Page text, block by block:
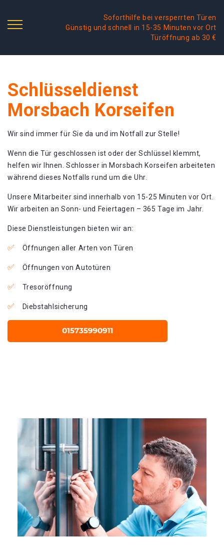
Soforthilfe bei versperrten Türen
Günstig und schnell in 15-35 Minuten vor Ort
Türöffnung ab 30 €
Schlüsseldienst
Morsbach Korseifen
Wir sind immer für Sie da und im Notfall zur Stelle!
Wenn die Tür geschlossen ist oder der Schlüssel klemmt,
helfen wir Ihnen. Schlosser in Morsbach Korseifen arbeiteten
während dieses Notfalls rund um die Uhr.
Unsere Mitarbeiter sind innerhalb von 15-25 Minuten vor Ort.
Wir arbeiten an Sonn- und Feiertagen – 365 Tage im Jahr.
Diese Dienstleistungen bieten wir an:
Öffnungen aller Arten von Türen
Öffnungen von Autotüren
Tresoröffnung
Diebstahlsicherung